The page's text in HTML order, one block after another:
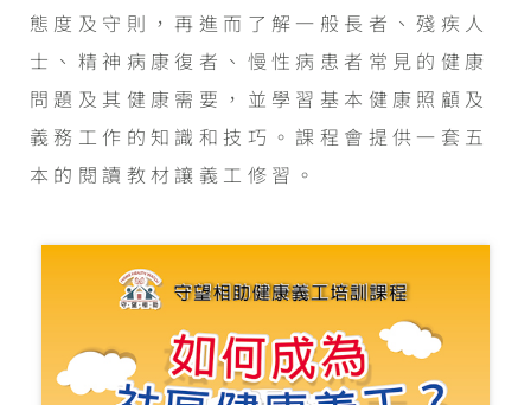
態度及守則，再進而了解一般長者、殘疾人
士、精神病康復者、慢性病患者常見的健康
問題及其健康需要，並學習基本健康照顧及
義務工作的知識和技巧。課程會提供一套五
本的閱讀教材讓義工修習。